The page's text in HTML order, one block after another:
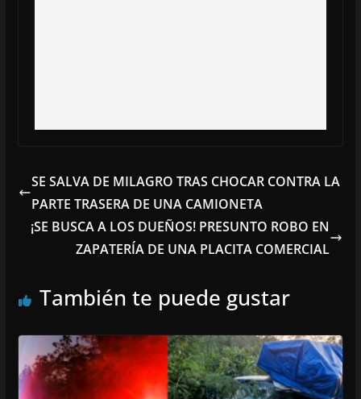
SE SALVA DE MILAGRO TRAS CHOCAR CONTRA LA
PARTE TRASERA DE UNA CAMIONETA
¡SE BUSCA A LOS DUEÑOS! PRESUNTO ROBO EN
ZAPATERÍA DE UNA PLACITA COMERCIAL
También te puede gustar